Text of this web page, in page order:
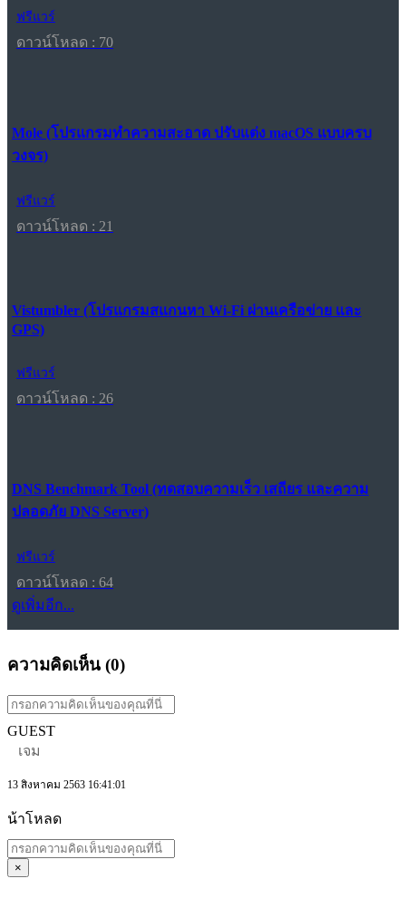
ฟรีแวร์
ดาวน์โหลด : 70
Mole (โปรแกรมทำความสะอาด ปรับแต่ง macOS แบบครบ
วงจร)
ฟรีแวร์
ดาวน์โหลด : 21
Vistumbler (โปรแกรมสแกนหา Wi-Fi ผ่านเครือข่าย และ
GPS)
ฟรีแวร์
ดาวน์โหลด : 26
DNS Benchmark Tool (ทดสอบความเร็ว เสถียร และความ
ปลอดภัย DNS Server)
ฟรีแวร์
ดาวน์โหลด : 64
ดูเพิ่มอีก...
ความคิดเห็น (0)
GUEST
เจม
13 สิงหาคม 2563 16:41:01
น้าโหลด
×